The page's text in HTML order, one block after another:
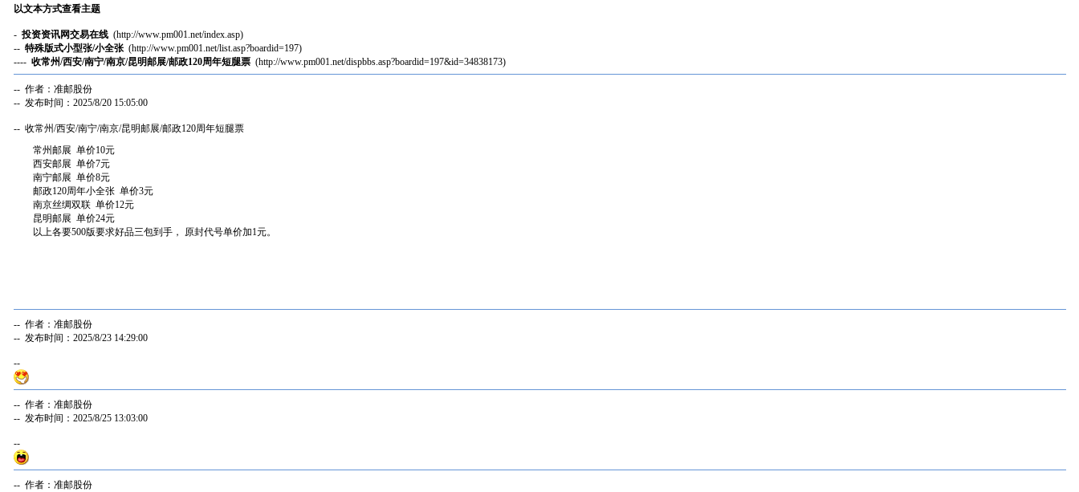
以文本方式查看主题
- 投资资讯网交易在线(http://www.pm001.net/index.asp)
-- 特殊版式小型张/小全张(http://www.pm001.net/list.asp?boardid=197)
---- 收常州/西安/南宁/南京/昆明邮展/邮政120周年短腿票(http://www.pm001.net/dispbbs.asp?boardid=197&id=34838173)
-- 作者：准邮股份
-- 发布时间：2025/8/20 15:05:00
-- 收常州/西安/南宁/南京/昆明邮展/邮政120周年短腿票
常州邮展 单价10元
西安邮展 单价7元
南宁邮展 单价8元
邮政120周年小全张 单价3元
南京丝绸双联 单价12元
昆明邮展 单价24元
以上各要500版要求好品三包到手， 原封代号单价加1元。
-- 作者：准邮股份
-- 发布时间：2025/8/23 14:29:00
--
-- 作者：准邮股份
-- 发布时间：2025/8/25 13:03:00
--
-- 作者：准邮股份